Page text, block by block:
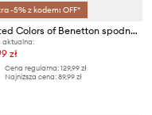
-5% z kodem: OFF*
United Colors of Benetton spodnie dresowe dziecięce
aktualna:
zł
Cena regularna:129,99 zł
Najniższa cena:89,99 zł